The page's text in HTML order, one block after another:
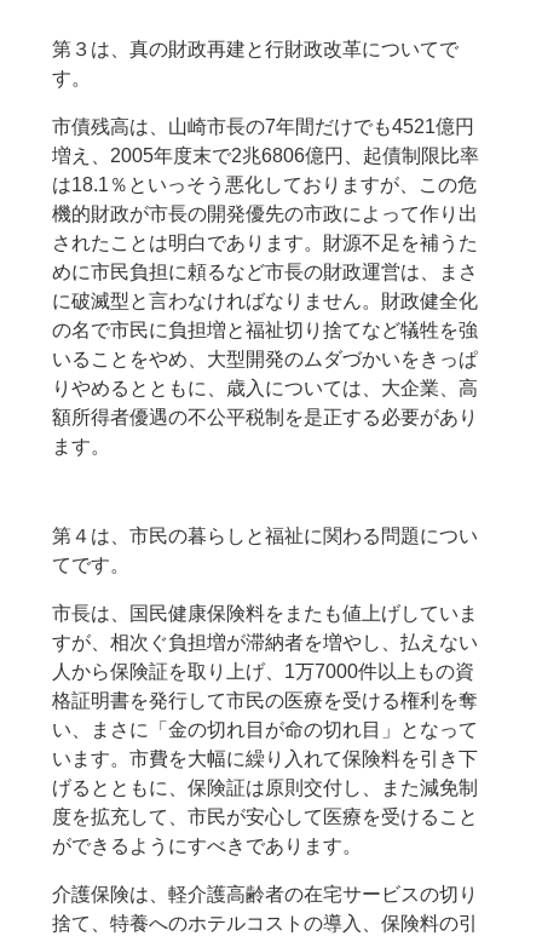
第３は、真の財政再建と行財政改革についてで
す。
市債残高は、山崎市長の7年間だけでも4521億円
増え、2005年度末で2兆6806億円、起債制限比率
は18.1％といっそう悪化しておりますが、この危
機的財政が市長の開発優先の市政によって作り出
されたことは明白であります。財源不足を補うた
めに市民負担に頼るなど市長の財政運営は、まさ
に破滅型と言わなければなりません。財政健全化
の名で市民に負担増と福祉切り捨てなど犠牲を強
いることをやめ、大型開発のムダづかいをきっぱ
りやめるとともに、歳入については、大企業、高
額所得者優遇の不公平税制を是正する必要があり
ます。
第４は、市民の暮らしと福祉に関わる問題につい
てです。
市長は、国民健康保険料をまたも値上げしていま
すが、相次ぐ負担増が滞納者を増やし、払えない
人から保険証を取り上げ、1万7000件以上もの資
格証明書を発行して市民の医療を受ける権利を奪
い、まさに「金の切れ目が命の切れ目」となって
います。市費を大幅に繰り入れて保険料を引き下
げるとともに、保険証は原則交付し、また減免制
度を拡充して、市民が安心して医療を受けること
ができるようにすべきであります。
介護保険は、軽介護高齢者の在宅サービスの切り
捨て、特養へのホテルコストの導入、保険料の引